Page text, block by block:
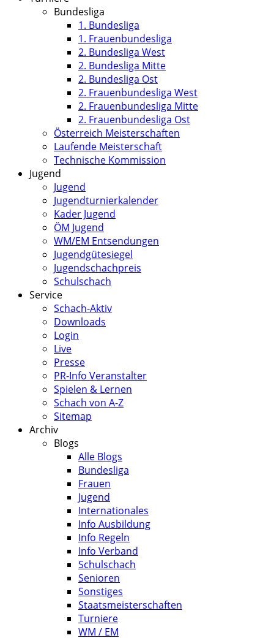
Bundesliga
1. Bundesliga
1. Frauenbundesliga
2. Bundesliga West
2. Bundesliga Mitte
2. Bundesliga Ost
2. Frauenbundesliga West
2. Frauenbundesliga Mitte
2. Frauenbundesliga Ost
Österreich Meisterschaften
Laufende Meisterschaft
Technische Kommission
Jugend
Jugend
Jugendturnierkalender
Kader Jugend
ÖM Jugend
WM/EM Entsendungen
Jugendgütesiegel
Jugendschachpreis
Schulschach
Service
Schach-Aktiv
Downloads
Login
Live
Presse
PR-Info Veranstalter
Spielen & Lernen
Schach von A-Z
Sitemap
Archiv
Blogs
Alle Blogs
Bundesliga
Frauen
Jugend
Internationales
Info Ausbildung
Info Regeln
Info Verband
Schulschach
Senioren
Sonstiges
Staatsmeisterschaften
Turniere
WM / EM